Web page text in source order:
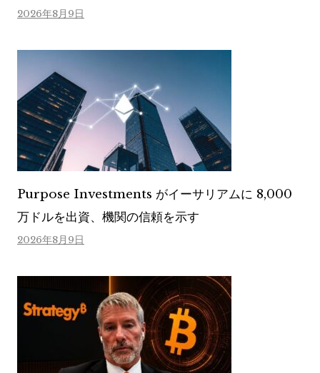
2026年8月9日
Purpose Investments がイーサリアムに 8,000
万ドルを出資、機関の信頼を示す
2026年8月9日